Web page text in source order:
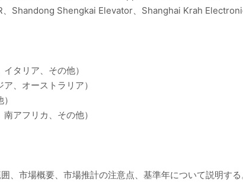
Shandong Shengkai Elevator、Shanghai Krah
タリア、その他）
、オーストラリア）
アフリカ、その他）
、市場概要、市場推計の注意点、基準年について説明する